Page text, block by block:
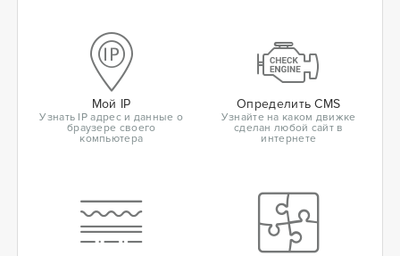
Мой IP
Узнать IP адрес и данные о
браузере своего
компьютера
Определить CMS
Узнайте на каком движке
сделан любой сайт в
интернете